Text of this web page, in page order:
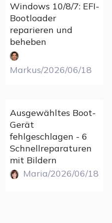
Windows 10/8/7: EFI-
Bootloader
reparieren und
beheben
Markus/2026/06/18
Ausgewähltes Boot-
Gerät
fehlgeschlagen - 6
Schnellreparaturen
mit Bildern
Maria/2026/06/18